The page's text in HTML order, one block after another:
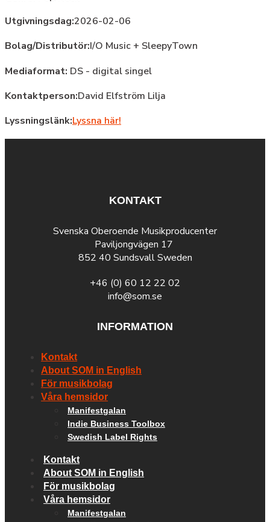
Utgivningsdag:2026-02-06
Bolag/Distributör:I/O Music + SleepyTown
Mediaformat: DS - digital singel
Kontaktperson:David Elfström Lilja
Lyssningslänk:Lyssna här!
KONTAKT
Svenska Oberoende Musikproducenter
Paviljongvägen 17
852 40 Sundsvall Sweden
+46 (0) 60 12 22 02
info@som.se
INFORMATION
Kontakt
About SOM in English
För musikbolag
Våra hemsidor
Manifestgalan
Indie Business Toolbox
Swedish Label Rights
Kontakt
About SOM in English
För musikbolag
Våra hemsidor
Manifestgalan